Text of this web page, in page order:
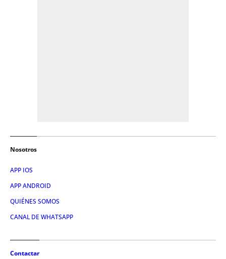
Nosotros
APP IOS
APP ANDROID
QUIÉNES SOMOS
CANAL DE WHATSAPP
Contactar